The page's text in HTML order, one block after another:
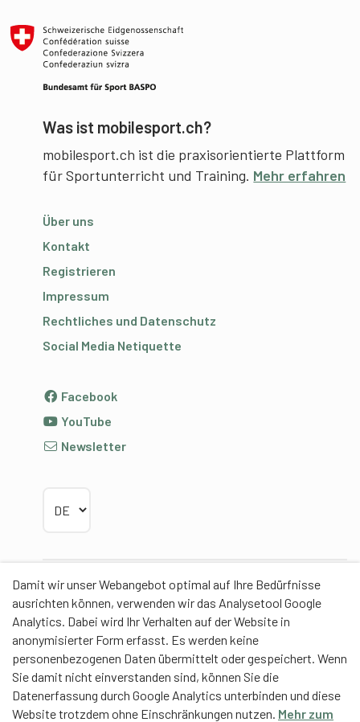
Damit wir unser Webangebot optimal auf Ihre Bedürfnisse
ausrichten können, verwenden wir das Analysetool Google
Analytics. Dabei wird Ihr Verhalten auf der Website in
anonymisierter Form erfasst. Es werden keine
personenbezogenen Daten übermittelt oder gespeichert. Wenn
Sie damit nicht einverstanden sind, können Sie die
Datenerfassung durch Google Analytics unterbinden und diese
Website trotzdem ohne Einschränkungen nutzen. Mehr zum
Was ist mobilesport.ch?
mobilesport.ch ist die praxisorientierte Plattform
für Sportunterricht und Training. Mehr erfahren
Über uns
Kontakt
Registrieren
Impressum
Rechtliches und Datenschutz
Social Media Netiquette
Facebook
YouTube
Newsletter
Partner
Contentpartner